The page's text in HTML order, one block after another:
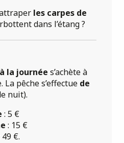
les carpes de
dans l’étang ?
à la journée s’achète à
La pêche s’effectue de
nuit).
: 5 €
: 15 €
49 €.